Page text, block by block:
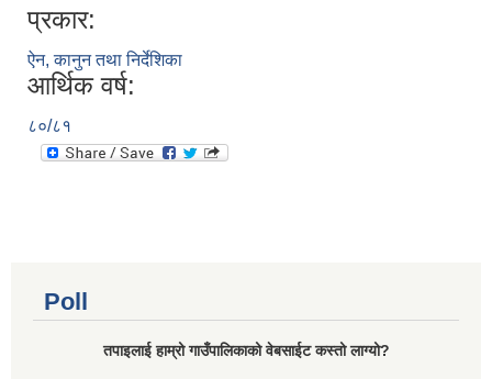
प्रकार:
ऐन, कानुन तथा निर्देशिका
आर्थिक वर्ष:
८०/८१
Poll
तपाइलाई हाम्रो गाउँपालिकाको वेबसाईट कस्तो लाग्यो?